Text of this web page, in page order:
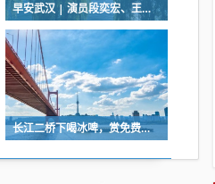
早安武汉 | 演员段奕宏、王雷，在武汉获聘
长江二桥下喝冰啤，赏免费音乐